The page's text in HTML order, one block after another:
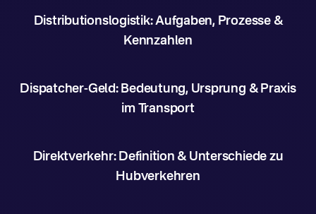
Distributionslogistik: Aufgaben, Prozesse &
Kennzahlen
Dispatcher-Geld: Bedeutung, Ursprung & Praxis
im Transport
Direktverkehr: Definition & Unterschiede zu
Hubverkehren